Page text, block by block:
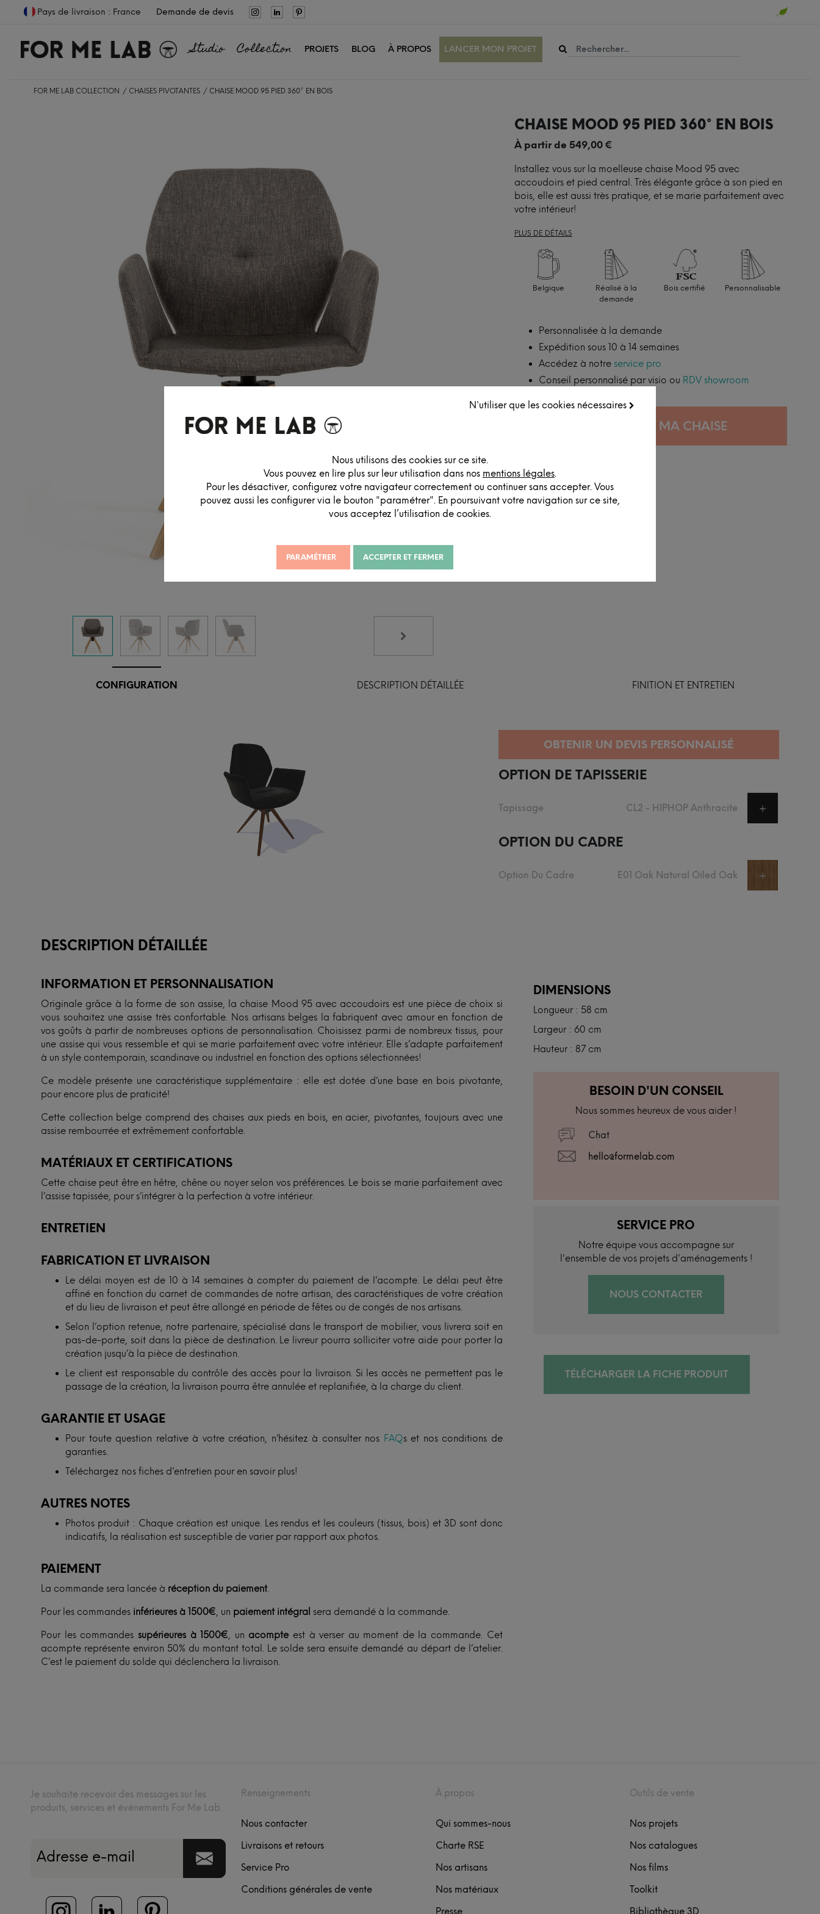
N'utiliser que les cookies nécessaires
Nous utilisons des cookies sur ce site.
Vous pouvez en lire plus sur leur utilisation dans nos mentions légales.
Pour les désactiver, configurez votre navigateur correctement ou continuer sans accepter. Vous
pouvez aussi les configurer via le bouton "paramétrer". En poursuivant votre navigation sur ce site,
vous acceptez l’utilisation de cookies.
PARAMÉTRER ACCEPTER ET FERMER
Pays de livraison : France Demande de devis
Studio Collection PROJETS BLOG À PROPOS LANCER MON PROJET
FOR ME LAB COLLECTION CHAISES PIVOTANTES CHAISE MOOD 95 PIED 360° EN BOIS
CHAISE MOOD 95 PIED 360° EN BOIS
À partir de 549,00€
Installez vous sur la moelleuse chaise Mood 95 avec
accoudoirs et pied central. Très élégante grâce à son pied en
bois, elle est aussi très pratique, et se marie parfaitement avec
votre intérieur!
PLUS DE DÉTAILS
Belgique
Réalisé à la
demande
Bois certifié Personnalisable
Personnalisée à la demande
Expédition sous 10 à 14 semaines
Accédez à notre service pro
Conseil personnalisé par visio ou RDV showroom
CONFIGURER MA CHAISE
CONFIGURATION DESCRIPTION DÉTAILLÉE FINITION ET ENTRETIEN
OPTION DE TAPISSERIE
Tapissage CL2 - HIPHOP Anthracite +
OPTION DU CADRE
Option Du Cadre E01 Oak Natural Oiled Oak +
DESCRIPTION DÉTAILLÉE
INFORMATION ET PERSONNALISATION
Originale grâce à la forme de son assise, la chaise Mood 95 avec accoudoirs est une pièce de choix si
vous souhaitez une assise très confortable. Nos artisans belges la fabriquent avec amour en fonction de
vos goûts à partir de nombreuses options de personnalisation. Choisissez parmi de nombreux tissus, pour
une assise qui vous ressemble et qui se marie parfaitement avec votre intérieur. Elle s’adapte parfaitement
à un style contemporain, scandinave ou industriel en fonction des options sélectionnées!
Ce modèle présente une caractéristique supplémentaire : elle est dotée d’une base en bois pivotante,
pour encore plus de praticité!
Cette collection belge comprend des chaises aux pieds en bois, en acier, pivotantes, toujours avec une
assise rembourrée et extrêmement confortable.
MATÉRIAUX ET CERTIFICATIONS
Cette chaise peut être en hêtre, chêne ou noyer selon vos préférences. Le bois se marie parfaitement avec
l’assise tapissée, pour s’intégrer à la perfection à votre intérieur.
ENTRETIEN
FABRICATION ET LIVRAISON
Le délai moyen est de 10 à 14 semaines à compter du paiement de l’acompte. Le délai peut être
affiné en fonction du carnet de commandes de notre artisan, des caractéristiques de votre création
et du lieu de livraison et peut être allongé en période de fêtes ou de congés de nos artisans.
Selon l’option retenue, notre partenaire, spécialisé dans le transport de mobilier, vous livrera soit en
pas-de-porte, soit dans la pièce de destination. Le livreur pourra solliciter votre aide pour porter la
création jusqu’à la pièce de destination.
Le client est responsable du contrôle des accès pour la livraison. Si les accès ne permettent pas le
passage de la création, la livraison pourra être annulée et replanifiée, à la charge du client.
GARANTIE ET USAGE
Pour toute question relative à votre création, n’hésitez à consulter nos FAQs et nos conditions de
garanties.
Téléchargez nos fiches d’entretien pour en savoir plus!
AUTRES NOTES
Photos produit : Chaque création est unique. Les rendus et les couleurs (tissus, bois) et 3D sont donc
indicatifs, la réalisation est susceptible de varier par rapport aux photos.
PAIEMENT
La commande sera lancée à réception du paiement.
Pour les commandes inférieures à 1500€, un paiement intégral sera demandé à la commande.
Pour les commandes supérieures à 1500€, un acompteest à verser au moment de la commande. Cet
acompte représente environ 50% du montant total. Le solde sera ensuite demandé au départ de l’atelier.
C’est le paiement du solde qui déclenchera la livraison.
DIMENSIONS
Longueur : 58 cm
Largeur : 60 cm
Hauteur : 87 cm
BESOIN D'UN CONSEIL
Nous sommes heureux de vous aider !
Chat
hello@formelab.com
SERVICE PRO
Notre équipe vous accompagne sur
l'ensemble de vos projets d'aménagements !
NOUS CONTACTER
TÉLÉCHARGER LA FICHE PRODUIT
Je souhaite recevoir des messages sur les
produits, services et événements For Me Lab.
Renseignements
Nous contacter
Livraisons et retours
Service Pro
Conditions générales de vente
À propos
Qui sommes-nous
Charte RSE
Nos artisans
Nos matériaux
Presse
Outils de vente
Nos projets
Nos catalogues
Nos films
Toolkit
Bibliothèque 3D